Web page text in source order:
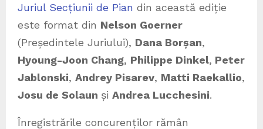
Juriul Secțiunii de Pian din această ediție
este format din Nelson Goerner
(Președintele Juriului), Dana Borșan,
Hyoung-Joon Chang, Philippe Dinkel, Peter
Jablonski, Andrey Pisarev, Matti Raekallio,
Josu de Solaun și Andrea Lucchesini.
Înregistrările concurenților rămân